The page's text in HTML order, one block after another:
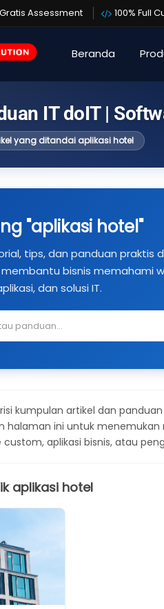
Gratis Assessment 100% Full
Beranda
IT doIT |
yang ditandai aplikasi hotel
"aplikasi hotel"
tips, dan panduan praktis
bisnis memahami
dan solusi IT.
kumpulan artikel dan
halaman ini untuk
custom, aplikasi bisnis, atau
aplikasi hotel